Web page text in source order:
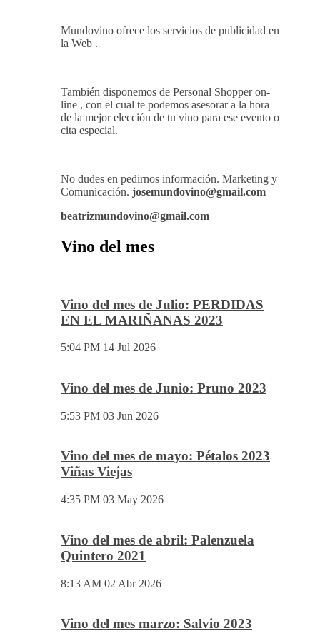
Mundovino ofrece los servicios de publicidad en
la Web .
También disponemos de Personal Shopper on-
line , con el cual te podemos asesorar a la hora
de la mejor elección de tu vino para ese evento o
cita especial.
No dudes en pedirnos información. Marketing y
Comunicación. josemundovino@gmail.com
beatrizmundovino@gmail.com
Vino del mes
Vino del mes de Julio: PERDIDAS
EN EL MARIÑANAS 2023
5:04 PM 14 Jul 2026
Vino del mes de Junio: Pruno 2023
5:53 PM 03 Jun 2026
Vino del mes de mayo: Pétalos 2023
Viñas Viejas
4:35 PM 03 May 2026
Vino del mes de abril: Palenzuela
Quintero 2021
8:13 AM 02 Abr 2026
Vino del mes marzo: Salvio 2023